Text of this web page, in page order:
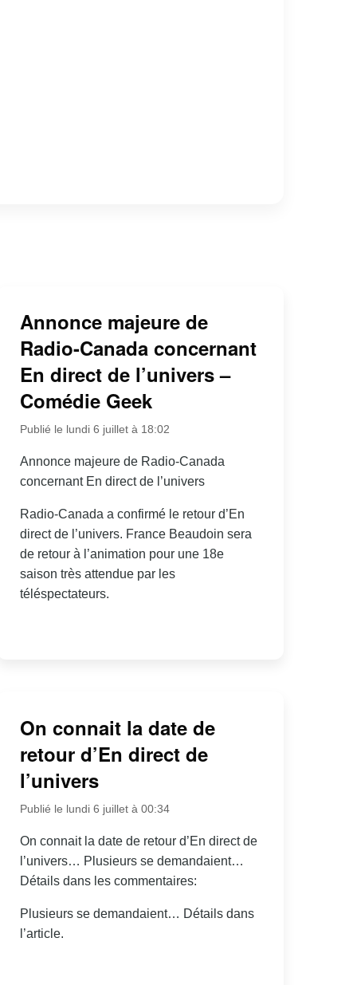
Annonce majeure de
Radio-Canada concernant
En direct de l’univers –
Comédie Geek
Publié le lundi 6 juillet à 18:02
Annonce majeure de Radio-Canada
concernant En direct de l’univers
Radio-Canada a confirmé le retour d’En
direct de l’univers. France Beaudoin sera
de retour à l’animation pour une 18e
saison très attendue par les
téléspectateurs.
On connait la date de
retour d’En direct de
l’univers
Publié le lundi 6 juillet à 00:34
On connait la date de retour d’En direct de
l’univers… Plusieurs se demandaient…
Détails dans les commentaires:
Plusieurs se demandaient… Détails dans
l’article.